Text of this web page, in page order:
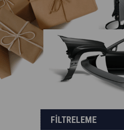
FILTRELEME